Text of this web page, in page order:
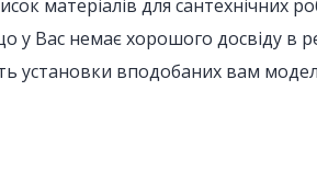
матеріалів для сантехнічних
Вас немає хорошого досвіду в
установки вподобаних вам